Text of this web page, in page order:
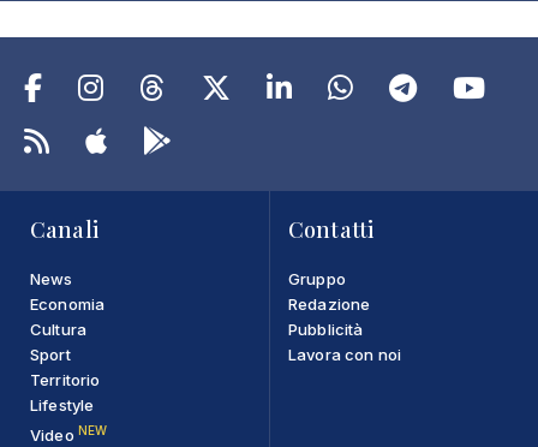
Canali
News
Economia
Cultura
Sport
Territorio
Lifestyle
Video NEW
Contatti
Gruppo
Redazione
Pubblicità
Lavora con noi